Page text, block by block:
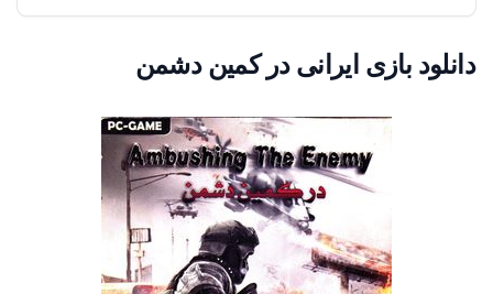
دانلود بازی ایرانی در کمین دشمن